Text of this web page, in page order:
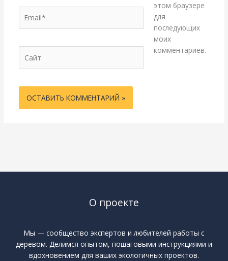
этом браузере
для
последующих
моих
комментариев.
О проекте
Мы — сообщество экспертов и любителей работы с
деревом. Делимся опытом, пошаговыми инструкциями и
вдохновением для ваших экологичных проектов.